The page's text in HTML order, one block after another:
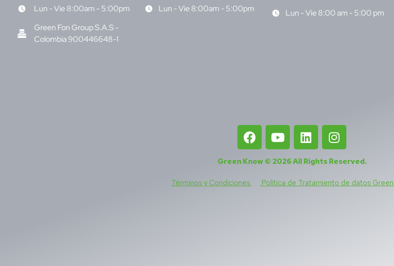
Lun - Vie 8:00am - 5:00pm
Green Fon Group S.A.S -
Colombia 900446648-1
Lun - Vie 8:00am - 5:00pm
Lun - Vie 8:00 am - 5:00 pm
Green Know © 2026All Rights Reserved.
Términos y Condiciones Política de Tratamiento de datos Green